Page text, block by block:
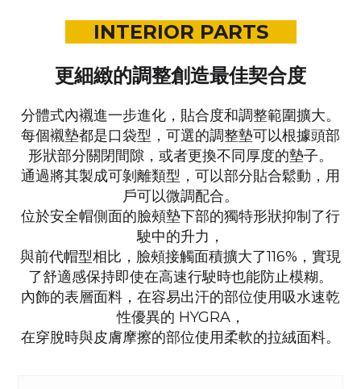
INTERIOR PARTS
更細緻的調整創造最佳契合度
分體式內襯進一步進化，貼合度和調整範圍擴大。
每個襯墊都是口袋型， 可選的調整墊可以根據頭部
形狀部分關閉間隙， 或者更換不同厚度的墊子。
通過將其製成可剝離類型，可以部分貼合鬆動，用
戶可以微調配合。
位於安全帽側面的臉頰墊下部的獨特形狀抑制了行
駛中的升力，
與前代帽型相比，臉頰接觸面積擴大了116%， 實現
了舒適感保持即使在高速行駛時也能防止模糊。
內飾的表層面料， 在容易出汗的部位使用吸水速乾
性優異的 HYGRA，
在穿脫時與皮膚摩擦的部位使用柔軟的拉絨面料。